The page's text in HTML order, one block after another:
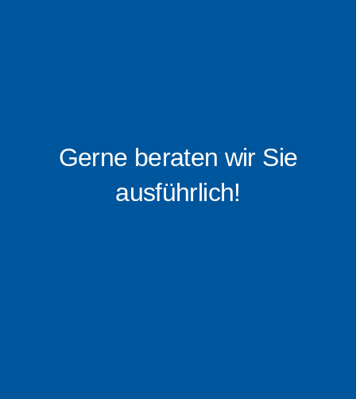
Gerne beraten wir Sie
ausführlich!